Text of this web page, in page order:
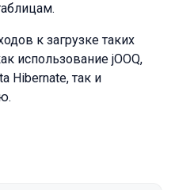
к загрузке таких
использование jOOQ,
Hibernate, так и